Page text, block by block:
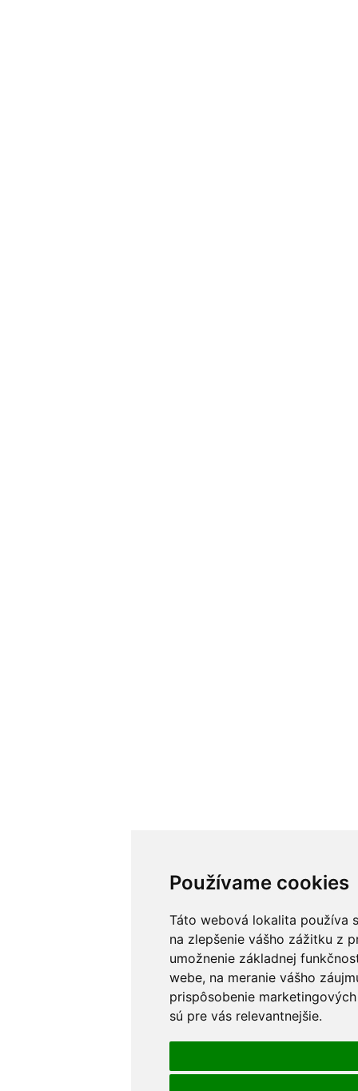
Používame cookies
Táto webová lokalita používa
na zlepšenie vášho zážitku z
umožnenie základnej
webe, na meranie vášho
prispôsobenie
sú pre vás relevantnejšie.